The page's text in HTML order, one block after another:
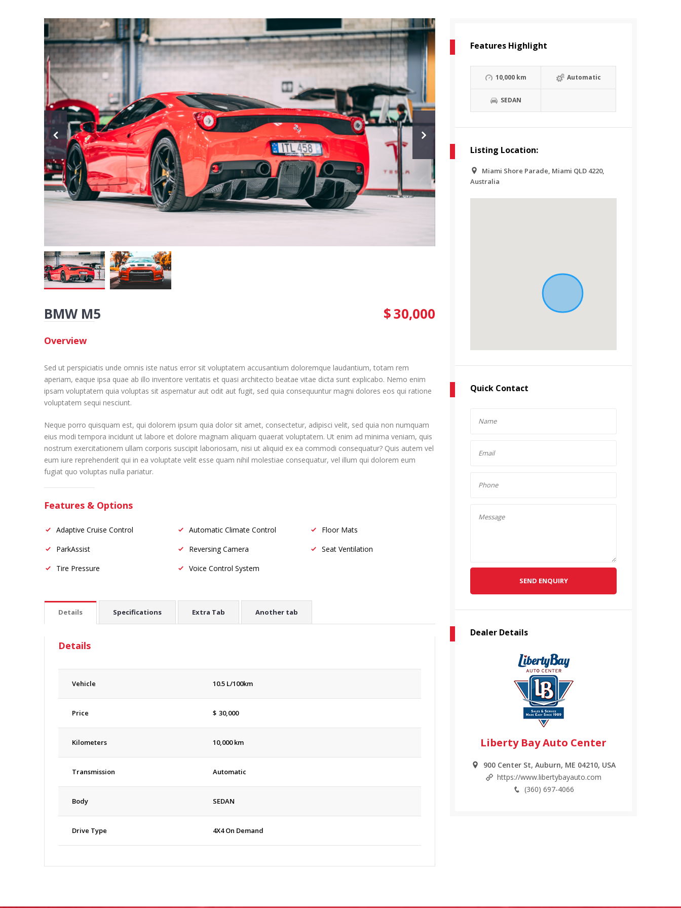
BMW M5 $30,000
Overview
Sed ut perspiciatis unde omnis iste natus error sit voluptatem accusantium doloremque laudantium, totam rem
aperiam, eaque ipsa quae ab illo inventore veritatis et quasi architecto beatae vitae dicta sunt explicabo. Nemo enim
ipsam voluptatem quia voluptas sit aspernatur aut odit aut fugit, sed quia consequuntur magni dolores eos qui ratione
voluptatem sequi nesciunt.
Neque porro quisquam est, qui dolorem ipsum quia dolor sit amet, consectetur, adipisci velit, sed quia non numquam
eius modi tempora incidunt ut labore et dolore magnam aliquam quaerat voluptatem. Ut enim ad minima veniam, quis
nostrum exercitationem ullam corporis suscipit laboriosam, nisi ut aliquid ex ea commodi consequatur? Quis autem vel
eum iure reprehenderit qui in ea voluptate velit esse quam nihil molestiae consequatur, vel illum qui dolorem eum
fugiat quo voluptas nulla pariatur.
Features & Options
Adaptive Cruise Control
ParkAssist
Tire Pressure
Automatic Climate Control
Reversing Camera
Voice Control System
Floor Mats
Seat Ventilation
Details Specifications Extra Tab Another tab
Details
Vehicle 10.5 L/100km
Price $ 30,000
Kilometers 10,000 km
Transmission Automatic
Body SEDAN
Drive Type 4X4 On Demand
Features Highlight
10,000 km Automatic
SEDAN
Listing Location:
Miami Shore Parade, Miami QLD 4220,
Australia
Quick Contact
SEND ENQUIRY
Dealer Details
Liberty Bay Auto Center
900 Center St, Auburn, ME 04210, USA
https://www.libertybayauto.com
(360) 697-4066